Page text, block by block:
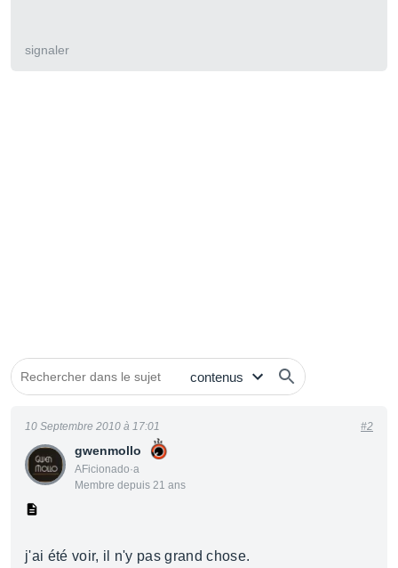
signaler
gwenmollo
AFicionado·a
Membre depuis 21 ans
10 Septembre 2010 à 17:01 #2
j'ai été voir, il n'y pas grand chose.